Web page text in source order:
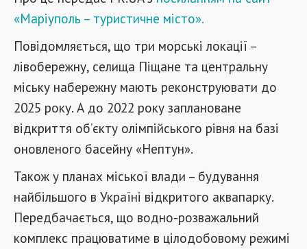
«Маріуполь – туристичне місто».
Повідомляється, що три морські локації –
лівобережну, селища Піщане та центральну
міську набережну мають реконструювати до
2025 року. А до 2022 року заплановане
відкриття об’єкту олімпійського рівня на базі
оновленого басейну «Нептун».
Також у планах міської влади – будування
найбільшого в Україні відкритого аквапарку.
Передбачається, що водно-розважальний
комплекс працюватиме в цілодобовому режимі